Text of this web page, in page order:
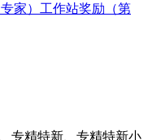
家）工作站奖励（第